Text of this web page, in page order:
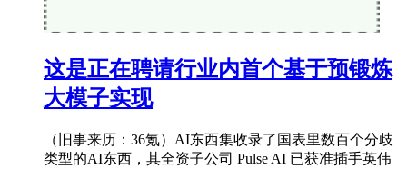
这是正在聘请行业内首个基于预锻炼
大模子实现
（旧事来历：36氪）AI东西集收录了国表里数百个分歧
类型的AI东西，其全资子公司 Pulse AI 已获准插手英伟